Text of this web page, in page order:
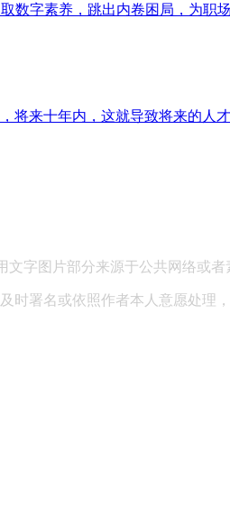
数字素养，跳出内卷困局，为
将来十年内，这就导致将来的人
文字图片部分来源于公共网络或
时署名或依照作者本人意愿处理